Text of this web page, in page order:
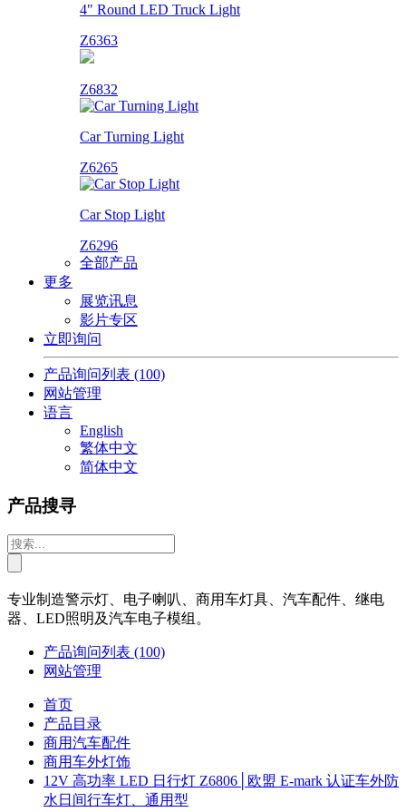
4" Round LED Truck Light
Z6363
Z6832
Car Turning Light
Z6265
Car Stop Light
Z6296
全部产品
更多
展览讯息
影片专区
立即询问
产品询问列表 (100)
网站管理
语言
English
繁体中文
简体中文
产品搜寻
专业制造警示灯、电子喇叭、商用车灯具、汽车配件、继电
器、LED照明及汽车电子模组。
产品询问列表 (100)
网站管理
首页
产品目录
商用汽车配件
商用车外灯饰
12V 高功率 LED 日行灯 Z6806│欧盟 E-mark 认证车外防
水日间行车灯、通用型